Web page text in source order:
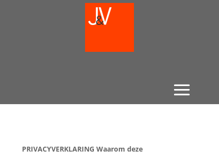
PRIVACYVERKLARING Waarom deze